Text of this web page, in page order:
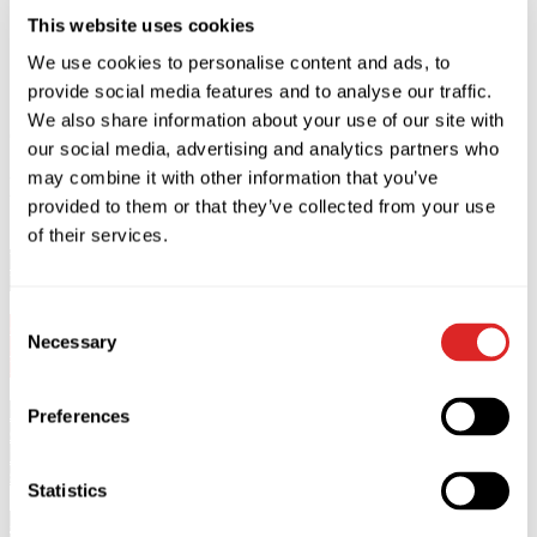
This website uses cookies
We use cookies to personalise content and ads, to
provide social media features and to analyse our traffic.
We also share information about your use of our site with
our social media, advertising and analytics partners who
may combine it with other information that you’ve
provided to them or that they’ve collected from your use
of their services.
Selection
Necessary
Preferences
Statistics
Descrição
Show 20:00.Doors
Espectadorescom menos de 5 anos não são admitidos no